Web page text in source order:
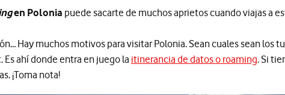
en Polonia puede sacarte de muchos aprietos cuando viajas a
Hay muchos motivos para visitar Polonia. Sean cuales sean los
ahí donde entra en juego la itinerancia de datos o roaming. Si
¡Toma nota!